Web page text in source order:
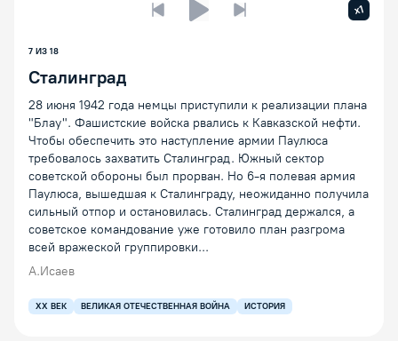
Предыдущая лекция
x1
7 ИЗ 18
Сталинград
28 июня 1942 года немцы приступили к реализации плана
"Блау". Фашистские войска рвались к Кавказской нефти.
Чтобы обеспечить это наступление армии Паулюса
требовалось захватить Сталинград. Южный сектор
советской обороны был прорван. Но 6-я полевая армия
Паулюса, вышедшая к Сталинграду, неожиданно получила
сильный отпор и остановилась. Сталинград держался, а
советское командование уже готовило план разгрома
всей вражеской группировки...
А.Исаев
XX ВЕК ВЕЛИКАЯ ОТЕЧЕСТВЕННАЯ ВОЙНА ИСТОРИЯ